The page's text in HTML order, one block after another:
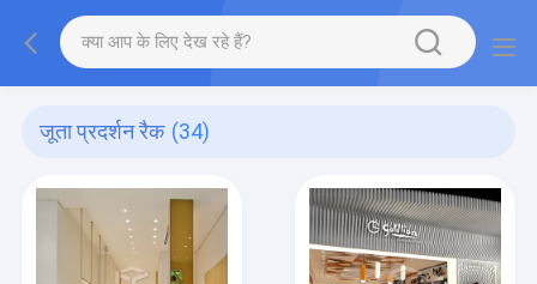
जूता प्रदर्शन रैक (34)